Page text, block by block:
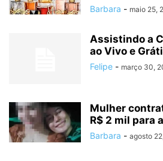
Barbara - maio 25,
Assistindo a
ao Vivo e
Felipe - março 30,
Mulher
R$ 2 mil para
Barbara - agosto